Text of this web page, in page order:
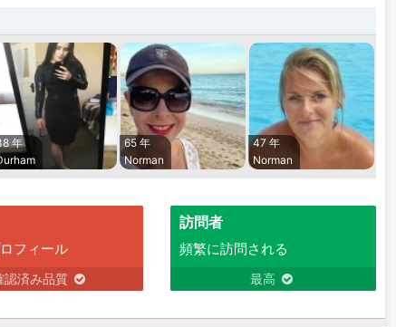
年
65 年
Norman
47 年
Norman
フィール
認済み品質
訪問者
頻繁に訪問される
最高